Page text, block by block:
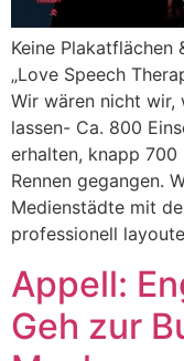
Keine Plakatflächen
„Love Speech
Wir wären nicht wir,
lassen- Ca. 800
erhalten, knapp
Rennen gegangen.
Medienstädte mit
professionell
Appell:
Geh zur